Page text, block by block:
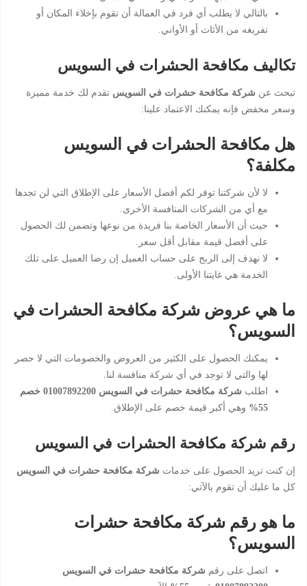
بالتالي لا يطلب أي فرد في العمالة أن تقوم بإخلاء المكان أو
تفريغه من الأثاث أو الأواني.
تكاليف مكافحة الحشرات في السويس
تبحث عن شركة مكافحة حشرات في السويس تقدم لك خدمة مميزة
وسعر مخفض فإنه يمكنك الاعتماد علينا:
هل مكافحة الحشرات في السويس
مكلفة؟
لا لأن شركتنا توفر لكم أفضل الأسعار على الإطلاق التي لن تجدها
مع أي من الشركات المنافسة الأخرى.
حيث أن الأسعار الخاصة بنا فريدة من نوعها وتضمن لك الحصول
على أفضل قيمة مقابل أقل سعر.
لا نهدف إلى الربح على حساب العميل إن رضا العميل على تلك
الخدمة هي غايتنا الأولى.
ما هي عروض شركة مكافحة الحشرات في
السويس؟
يمكنك الحصول على الكثير من العروض والخصومات التي لا حصر
لها والتي لا توجد في أي شركة منافسة لنا.
اطلب
شركة مكافحة حشرات في السويس 01007892200 خصم
55%
وهي أكبر قيمة خصم على الإطلاق.
رقم شركة مكافحة الحشرات في السويس
إن كنت تريد الحصول على خدمات شركة مكافحة حشرات في السويس
كل ما عليك أن تقوم بالآتي:
ما هو رقم شركة مكافحة حشرات
السويس؟
اتصل على رقم شركة مكافحة حشرات في السويس